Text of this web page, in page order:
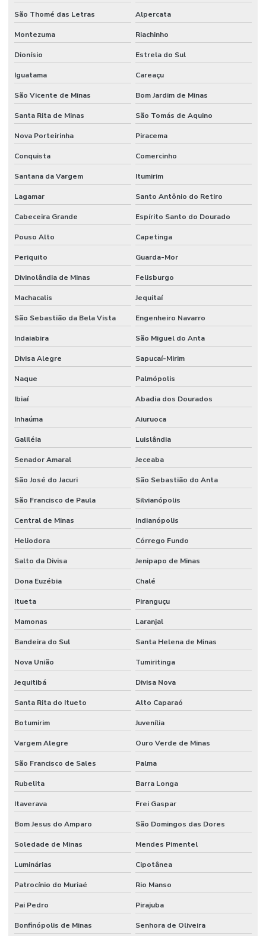
São Thomé das Letras Alpercata
Montezuma Riachinho
Dionísio Estrela do Sul
Iguatama Careaçu
São Vicente de Minas Bom Jardim de Minas
Santa Rita de Minas São Tomás de Aquino
Nova Porteirinha Piracema
Conquista Comercinho
Santana da Vargem Itumirim
Lagamar Santo Antônio do Retiro
Cabeceira Grande Espírito Santo do Dourado
Pouso Alto Capetinga
Periquito Guarda-Mor
Divinolândia de Minas Felisburgo
Machacalis Jequitaí
São Sebastião da Bela Vista Engenheiro Navarro
Indaiabira São Miguel do Anta
Divisa Alegre Sapucaí-Mirim
Naque Palmópolis
Ibiaí Abadia dos Dourados
Inhaúma Aiuruoca
Galiléia Luislândia
Senador Amaral Jeceaba
São José do Jacuri São Sebastião do Anta
São Francisco de Paula Silvianópolis
Central de Minas Indianópolis
Heliodora Córrego Fundo
Salto da Divisa Jenipapo de Minas
Dona Euzébia Chalé
Itueta Piranguçu
Mamonas Laranjal
Bandeira do Sul Santa Helena de Minas
Nova União Tumiritinga
Jequitibá Divisa Nova
Santa Rita do Itueto Alto Caparaó
Botumirim Juvenília
Vargem Alegre Ouro Verde de Minas
São Francisco de Sales Palma
Rubelita Barra Longa
Itaverava Frei Gaspar
Bom Jesus do Amparo São Domingos das Dores
Soledade de Minas Mendes Pimentel
Luminárias Cipotânea
Patrocínio do Muriaé Rio Manso
Pai Pedro Pirajuba
Bonfinópolis de Minas Senhora de Oliveira